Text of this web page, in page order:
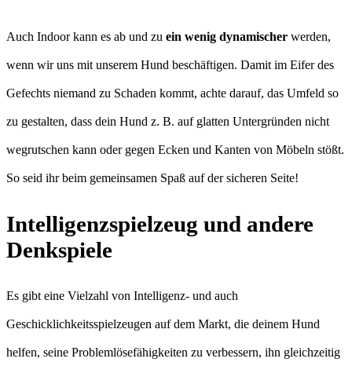
Auch Indoor kann es ab und zu ein wenig dynamischer werden,
wenn wir uns mit unserem Hund beschäftigen. Damit im Eifer des
Gefechts niemand zu Schaden kommt, achte darauf, das Umfeld so
zu gestalten, dass dein Hund z. B. auf glatten Untergründen nicht
wegrutschen kann oder gegen Ecken und Kanten von Möbeln stößt.
So seid ihr beim gemeinsamen Spaß auf der sicheren Seite!
Intelligenzspielzeug und andere
Denkspiele
Es gibt eine Vielzahl von Intelligenz- und auch
Geschicklichkeitsspielzeugen auf dem Markt, die deinem Hund
helfen, seine Problemlösefähigkeiten zu verbessern, ihn gleichzeitig